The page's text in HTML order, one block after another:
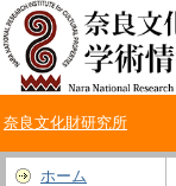
奈良文化財研究所
ホーム